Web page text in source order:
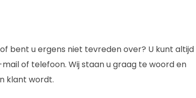
bent u ergens niet tevreden over? U kunt altijd
of telefoon. Wij staan u graag te woord en
klant wordt.